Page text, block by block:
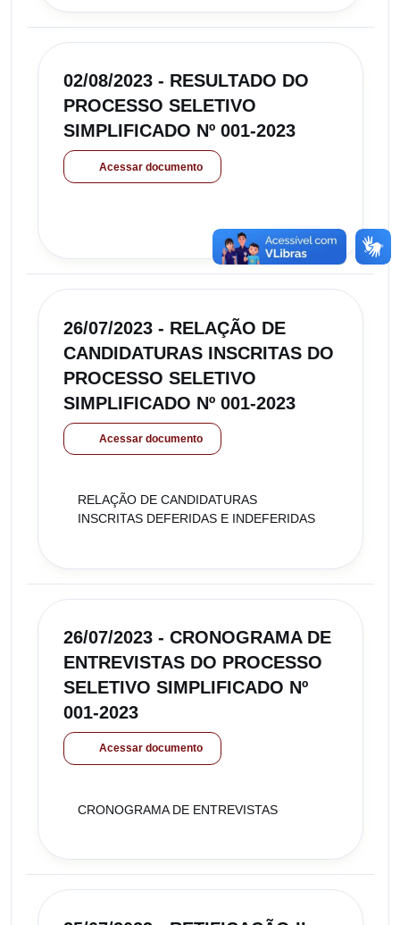
02/08/2023 - RESULTADO DO
PROCESSO SELETIVO
SIMPLIFICADO Nº 001-2023
Acessar documento
26/07/2023 - RELAÇÃO DE
CANDIDATURAS INSCRITAS DO
PROCESSO SELETIVO
SIMPLIFICADO Nº 001-2023
Acessar documento
RELAÇÃO DE CANDIDATURAS
INSCRITAS DEFERIDAS E INDEFERIDAS
26/07/2023 - CRONOGRAMA DE
ENTREVISTAS DO PROCESSO
SELETIVO SIMPLIFICADO Nº
001-2023
Acessar documento
CRONOGRAMA DE ENTREVISTAS